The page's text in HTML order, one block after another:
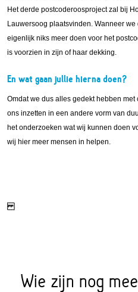
Het derde postcoderoosproject zal bij
Lauwersoog plaatsvinden. Wanneer
eigenlijk niks meer doen voor het
is voorzien in zijn of haar dekking.
En wat gaan jullie hierna doen?
Omdat we dus alles gedekt hebben
ons inzetten in een andere vorm van
het onderzoeken wat wij kunnen doen
wij hier meer mensen in helpen.
Wie zijn nog